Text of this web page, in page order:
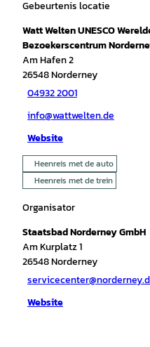
Gebeurtenis locatie
Watt Welten UNESCO
Bezoekerscentrum
Am Hafen 2
26548Norderney
04932 2001
info@wattwelten.de
Website
Heenreis met de auto
Heenreis met de trein
Organisator
Staatsbad Norderney GmbH
Am Kurplatz 1
26548Norderney
Website